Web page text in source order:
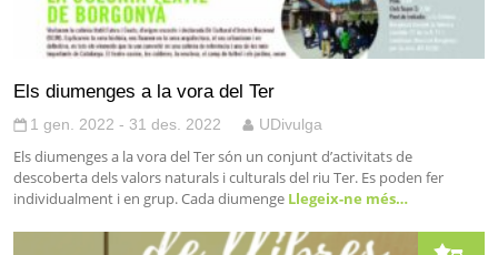
Els diumenges a la vora del Ter
1 gen. 2022 - 31 des. 2022 UDivulga
Els diumenges a la vora del Ter són un conjunt d’activitats de
descoberta dels valors naturals i culturals del riu Ter. Es poden fer
individualment i en grup. Cada diumenge Llegeix-ne més…